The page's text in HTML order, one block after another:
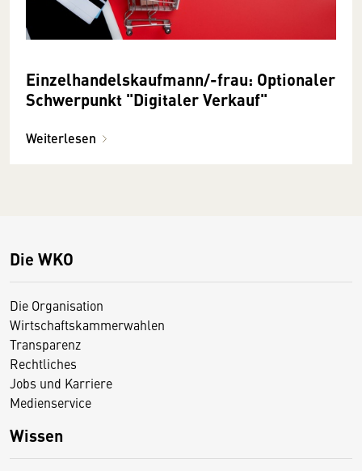
Einzelhandelskaufmann/-frau: Optionaler
Schwerpunkt "Digitaler Verkauf"
Weiterlesen
Die WKO
Die Organisation
Wirtschaftskammerwahlen
Transparenz
Rechtliches
Jobs und Karriere
Medienservice
Wissen